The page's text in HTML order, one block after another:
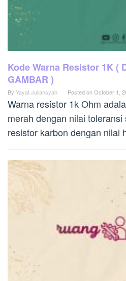
Kode Warna Resistor 1K (
GAMBAR )
By Yayat Juliansyah Posted onOctober 1,
Warna resistor 1k Ohm
merah dengan nilai
resistor karbon dengan nilai